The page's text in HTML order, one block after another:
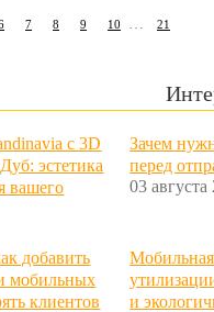
7 8 9 10 … 21
с 3D
эстетика
вашего
Зачем
перед
03 августа
добавить
мобильных
клиентов
Мобильная
и